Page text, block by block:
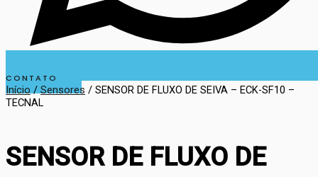
CONTATO
Início / Sensores / SENSOR DE FLUXO DE SEIVA – ECK-SF10 –
TECNAL
SENSOR DE FLUXO DE